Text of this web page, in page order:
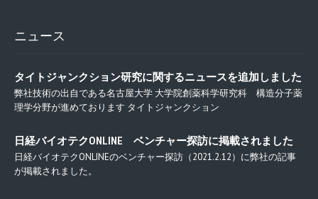
ニュース
タイトジャンクション研究に関するニュースを追加しました
弊社技術の出自である名古屋大学 大学院創薬科学研究科 構造分子薬
理学分野が進めております タイトジャンクション
日経バイオテクONLINE ベンチャー探訪に掲載されました
日経バイオテクONLINEのベンチャー探訪（2021.2.12）に弊社の記事
が掲載されました。